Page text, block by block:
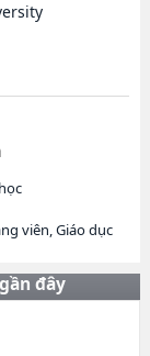
viên, Giáo dục
đây